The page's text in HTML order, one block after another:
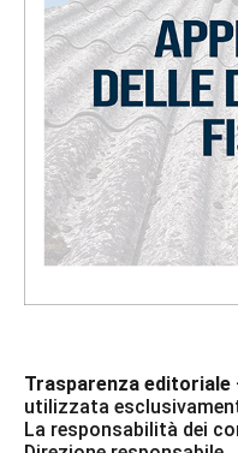
Trasparenza editoriale
utilizzata
La responsabilità dei